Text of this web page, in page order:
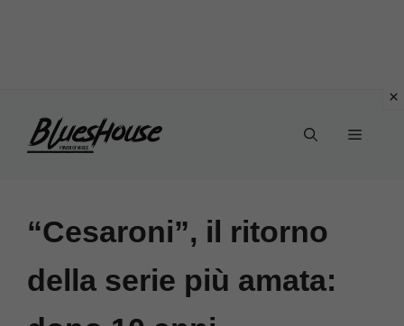
Menu
“Cesaroni”, il ritorno
della serie più amata: